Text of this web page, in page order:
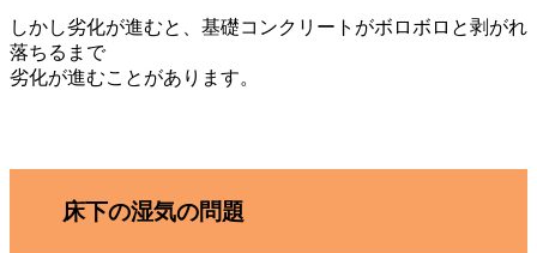
しかし劣化が進むと、基礎コンクリートがボロボロと剥がれ
落ちるまで
劣化が進むことがあります。
床下の湿気の問題